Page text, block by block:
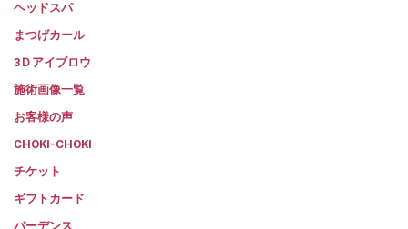
ヘッドスパ
まつげカール
3Ｄアイブロウ
施術画像一覧
お客様の声
CHOKI-CHOKI
チケット
ギフトカード
バーデンス